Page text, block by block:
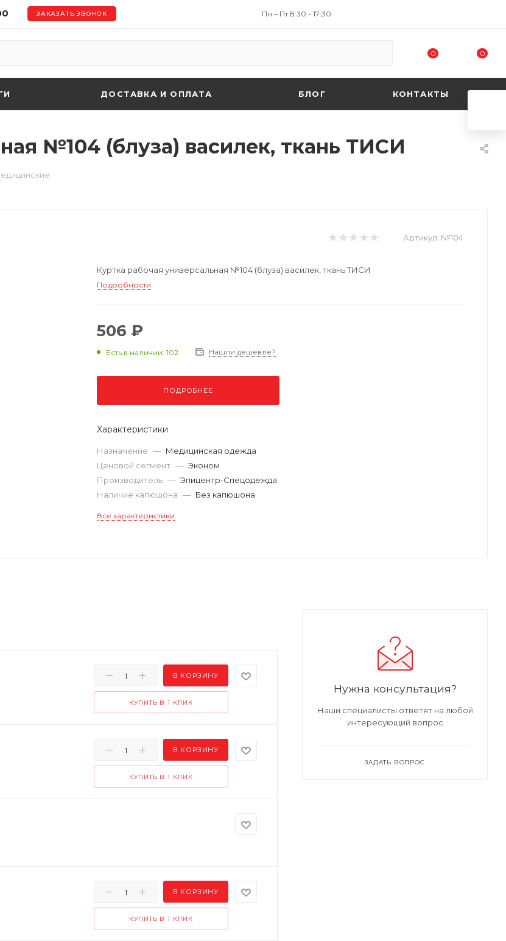
ЗАКАЗАТЬ ЗВОНОК Пн – Пт 8:30 - 17:30
0 0
ДОСТАВКА И ОПЛАТА БЛОГ КОНТАКТЫ
№104 (блуза) василек, ткань ТИСИ
Артикул: №104
Куртка рабочая универсальная №104 (блуза) василек, ткань ТИСИ
Подробности
506 ₽
Есть в наличии: 102 Нашли дешевле?
ПОДРОБНЕЕ
Характеристики
Назначение — Медицинская одежда
Ценовой сегмент — Эконом
Производитель — Эпицентр-Спецодежда
Наличие капюшона — Без капюшона
Все характеристики
В КОРЗИНУ
КУПИТЬ В 1 КЛИК
В КОРЗИНУ
КУПИТЬ В 1 КЛИК
В КОРЗИНУ
КУПИТЬ В 1 КЛИК
Нужна консультация?
Наши специалисты ответят на любой
интересующий вопрос
ЗАДАТЬ ВОПРОС